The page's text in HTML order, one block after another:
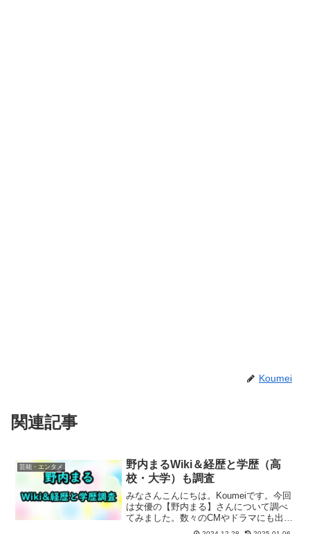
Koumei
関連記事
芸能・エンタメ
野内まるWiki＆経歴と学歴（高
校・大学）も調査
みなさんこんにちは。Koumeiです。今回
は女優の【野内まる】さんについて調べ
てみました。数々のCMやドラマにも出演
され、2025年1月からは松坂桃李主演「御